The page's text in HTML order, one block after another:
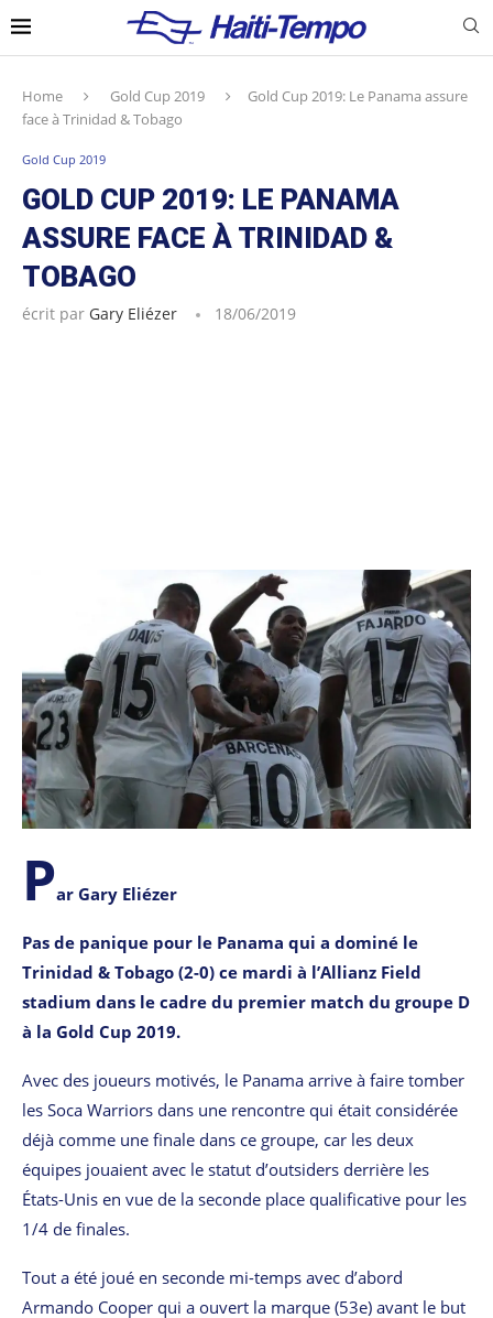
Home Gold Cup 2019
Gold Cup 2019: Le Panama assure
face à Trinidad & Tobago
Gold Cup 2019
GOLD CUP 2019: LE PANAMA
ASSURE FACE À TRINIDAD &
TOBAGO
écrit par Gary Eliézer 18/06/2019
Par Gary Eliézer
Pas de panique pour le Panama qui a dominé le
Trinidad & Tobago (2-0) ce mardi à l’Allianz Field
stadium dans le cadre du premier match du groupe D
à la Gold Cup 2019.
Avec des joueurs motivés, le Panama arrive à faire tomber
les Soca Warriors dans une rencontre qui était considérée
déjà comme une finale dans ce groupe, car les deux
équipes jouaient avec le statut d’outsiders derrière les
États-Unis en vue de la seconde place qualificative pour les
1/4 de finales.
Tout a été joué en seconde mi-temps avec d’abord
Armando Cooper qui a ouvert la marque (53e) avant le but